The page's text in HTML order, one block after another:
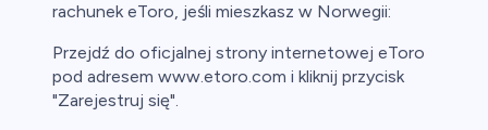
rachunek eToro, jeśli mieszkasz w Norwegii:
Przejdź do oficjalnej strony internetowej eToro
pod adresem www.etoro.com i kliknij przycisk
"Zarejestruj się".